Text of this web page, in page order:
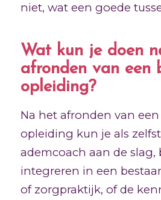
niet, wat een goede
Wat kun je doen
afronden van een
opleiding?
Na het afronden van
opleiding kun je als
ademcoach aan de
integreren in een
of zorgpraktijk, of de